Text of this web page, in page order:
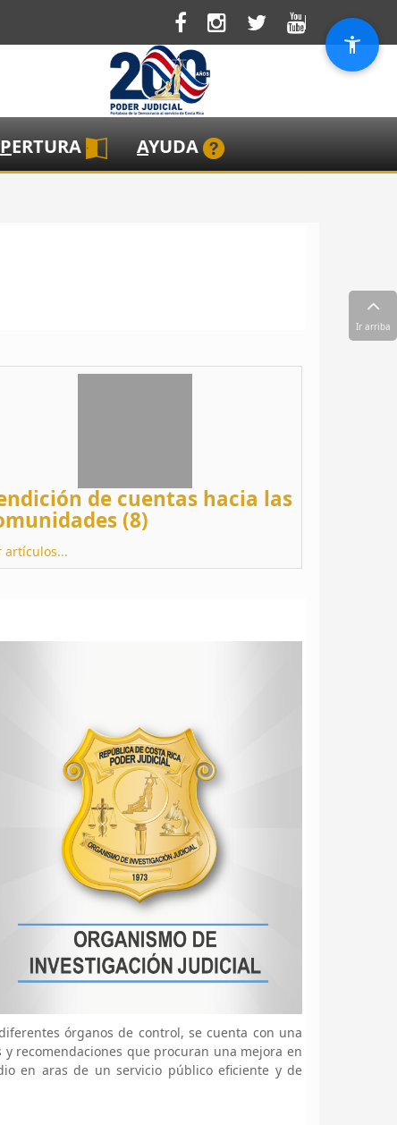
PERTURA AYUDA
de cuentas hacia las
(8)
artículos...
órganos de control, se cuenta con una
recomendaciones que procuran una mejora en
en aras de un servicio público eficiente y de
Ir arriba